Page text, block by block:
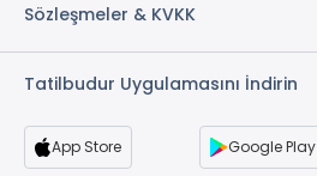
Sözleşmeler & KVKK
Tatilbudur Uygulamasını İndirin
App Store Google Play